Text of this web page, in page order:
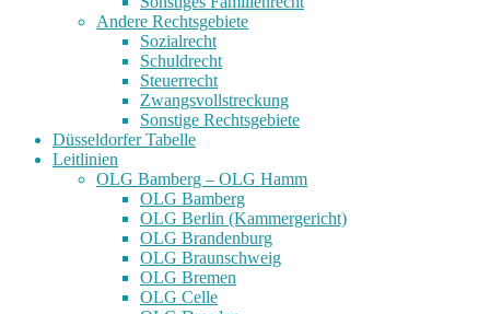
Andere Rechtsgebiete
Sozialrecht
Schuldrecht
Steuerrecht
Zwangsvollstreckung
Sonstige Rechtsgebiete
Düsseldorfer Tabelle
Leitlinien
OLG Bamberg – OLG Hamm
OLG Bamberg
OLG Berlin (Kammergericht)
OLG Brandenburg
OLG Braunschweig
OLG Bremen
OLG Celle